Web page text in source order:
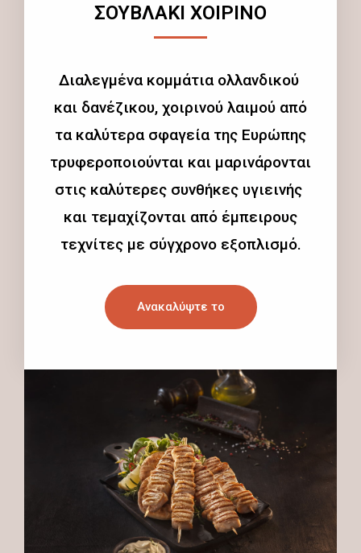
ΣΟΥΒΛΑΚΙ ΧΟΙΡΙΝΟ
Διαλεγμένα κομμάτια ολλανδικού
και δανέζικου, χοιρινού λαιμού από
τα καλύτερα σφαγεία της Ευρώπης
τρυφεροποιούνται και μαρινάρονται
στις καλύτερες συνθήκες υγιεινής
και τεμαχίζονται από έμπειρους
τεχνίτες με σύγχρονο εξοπλισμό.
Ανακαλύψτε το